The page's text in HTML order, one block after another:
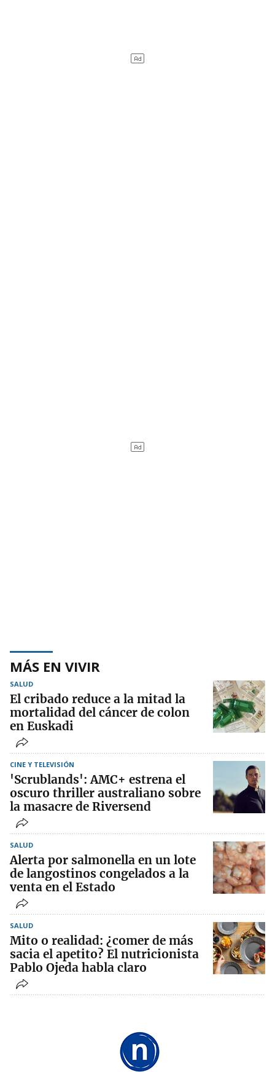
MÁS EN VIVIR
SALUD
El cribado reduce a la mitad la
mortalidad del cáncer de colon
en Euskadi
CINE Y TELEVISIÓN
'Scrublands': AMC+ estrena el
oscuro thriller australiano sobre
la masacre de Riversend
SALUD
Alerta por salmonella en un lote
de langostinos congelados a la
venta en el Estado
SALUD
Mito o realidad: ¿comer de más
sacia el apetito? El nutricionista
Pablo Ojeda habla claro